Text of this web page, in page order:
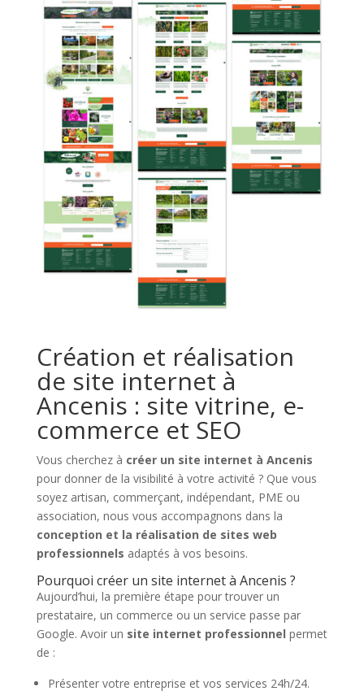
Création et réalisation
de site internet à
Ancenis : site vitrine, e-
commerce et SEO
Vous cherchez à créer un site internet à Ancenis
pour donner de la visibilité à votre activité ? Que vous
soyez artisan, commerçant, indépendant, PME ou
association, nous vous accompagnons dans la
conception et la réalisation de sites web
professionnels adaptés à vos besoins.
Pourquoi créer un site internet à Ancenis ?
Aujourd’hui, la première étape pour trouver un
prestataire, un commerce ou un service passe par
Google. Avoir un site internet professionnel permet
de :
Présenter votre entreprise et vos services 24h/24.